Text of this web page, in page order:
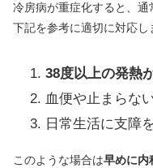
冷房病が重症化すると、通
下記を参考に適切に対応し
38度以上の発熱
血便や止まらな
日常生活に支障
このような場合は早めに内